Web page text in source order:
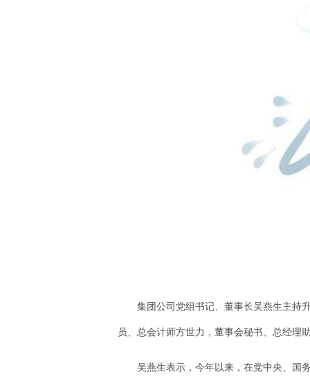
集团公司党组书记、董事长吴燕生主持
员、总会计师方世力，董事会秘书、总经理
吴燕生表示，今年以来，在党中央、国